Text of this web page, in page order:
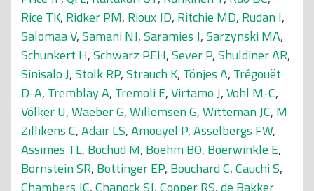
Rice TK, Ridker PM, Rioux JD, Ritchie MD, Rudan I,
Salomaa V,Samani NJ,Saramies J,Sarzynski MA,
Schunkert H,Schwarz PEH,Sever P,Shuldiner AR,
Sinisalo J,Stolk RP,Strauch K, Tönjes A, Trégouët
D-A, Tremblay A, Tremoli E,Virtamo J,Vohl M-C,
Völker U,Waeber G,Willemsen G,Witteman JC, M
Zillikens C,Adair LS,Amouyel P,Asselbergs FW,
Assimes TL, Bochud M, Boehm BO, Boerwinkle E,
Bornstein SR, Bottinger EP, Bouchard C,Cauchi S,
Chambers JC,Chanock SJ,Cooper RS,de Bakker